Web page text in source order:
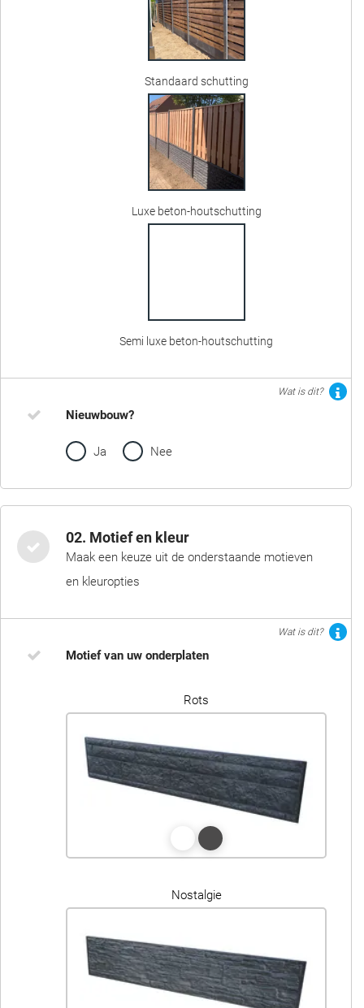
Standaard schutting
Luxe beton-houtschutting
Semi luxe beton-houtschutting
Wat is dit?
Nieuwbouw?
Ja Nee
02. Motief en kleur
Maak een keuze uit de onderstaande motieven
en kleuropties
Wat is dit?
Motief van uw onderplaten
Rots
Nostalgie